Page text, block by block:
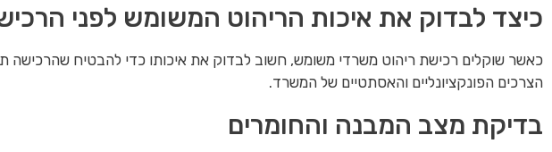
כיצד לבדוק את איכות הריהוט המשומש לפני
כאשר שוקלים רכישת ריהוט משרדי משומש, חשוב לבדוק את איכותו כדי להבטיח שהרכישה
הצרכים הפונקציונליים והאסתטיים של המשרד.
בדיקת מצב המבנה והחומרים